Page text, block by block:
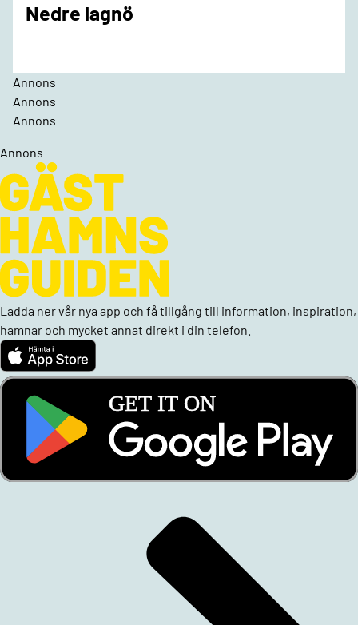
Nedre lagnö
Annons
Annons
Annons
Annons
Ladda ner vår nya app och få tillgång till information, inspiration,
hamnar och mycket annat direkt i din telefon.